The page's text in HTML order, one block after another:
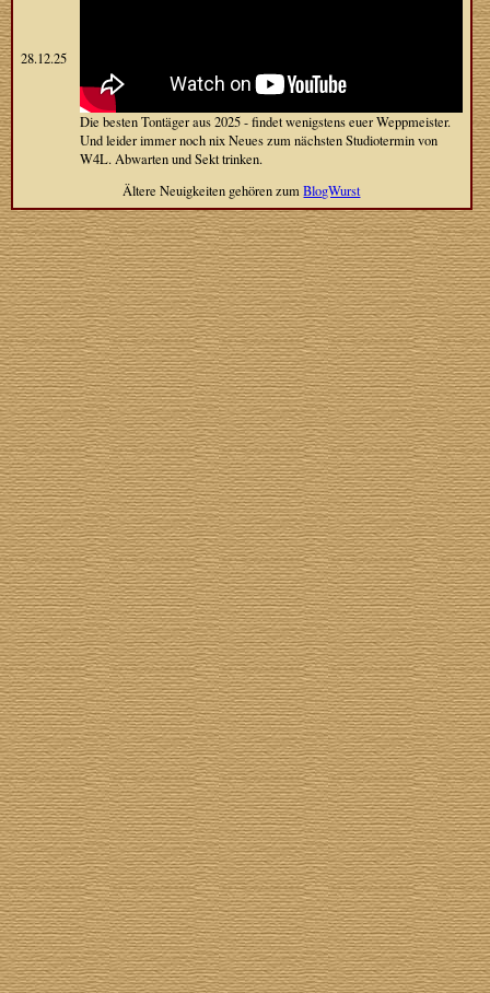
28.12.25
Die besten Tontäger aus 2025 - findet wenigstens euer Weppmeister.
Und leider immer noch nix Neues zum nächsten Studiotermin von
W4L. Abwarten und Sekt trinken.
Ältere Neuigkeiten gehören zumBlogWurst